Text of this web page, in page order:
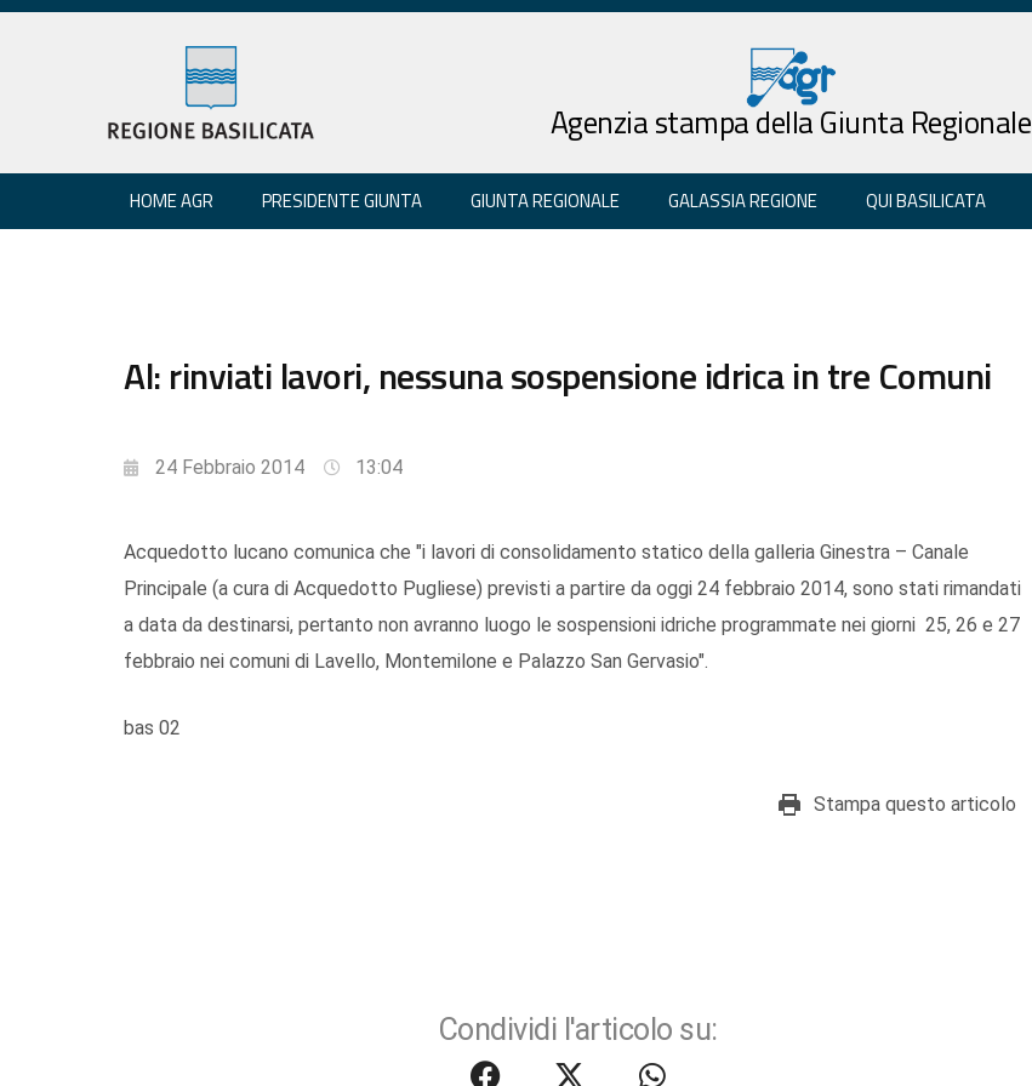
Agenzia stampa della Giunta Regionale
HOME AGR PRESIDENTE GIUNTA GIUNTA REGIONALE GALASSIA REGIONE QUI BASILICATA
Al: rinviati lavori, nessuna sospensione idrica in tre Comuni
24 Febbraio 2014 13:04
Acquedotto lucano comunica che "i lavori di consolidamento statico della galleria Ginestra – Canale
Principale (a cura di Acquedotto Pugliese) previsti a partire da oggi 24 febbraio 2014, sono stati rimandati
a data da destinarsi, pertanto non avranno luogo le sospensioni idriche programmate nei giorni 25, 26 e 27
febbraio nei comuni di Lavello, Montemilone e Palazzo San Gervasio".
bas 02
Stampa questo articolo
Condividi l'articolo su: